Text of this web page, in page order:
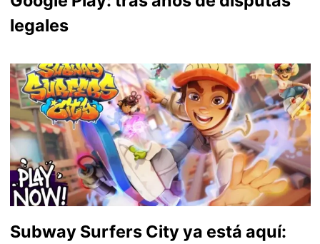
legales
Subway Surfers City ya está aquí: